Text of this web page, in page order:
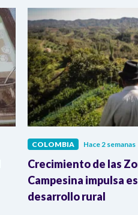
COLOMBIA Hace 2 semanas
Crecimiento de las
Campesina impulsa
desarrollo rural